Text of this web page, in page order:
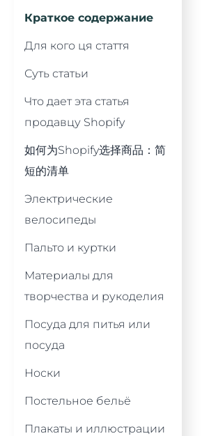
Краткое содержание
Для кого ця стаття
Суть статьи
Что дает эта статья
продавцу Shopify
如何为Shopify选择商品：简
短的清单
Электрические
велосипеды
Пальто и куртки
Материалы для
творчества и рукоделия
Посуда для питья или
посуда
Носки
Постельное бельё
Плакаты и иллюстрации